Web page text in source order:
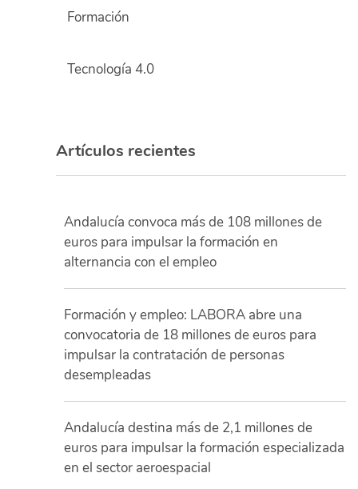
Formación
Tecnología 4.0
Artículos recientes
Andalucía convoca más de 108 millones de
euros para impulsar la formación en
alternancia con el empleo
Formación y empleo: LABORA abre una
convocatoria de 18 millones de euros para
impulsar la contratación de personas
desempleadas
Andalucía destina más de 2,1 millones de
euros para impulsar la formación especializada
en el sector aeroespacial